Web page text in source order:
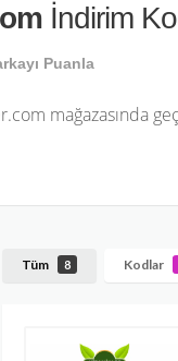
İndirim
Puanla
mağazasında
Tüm 8 Kodlar